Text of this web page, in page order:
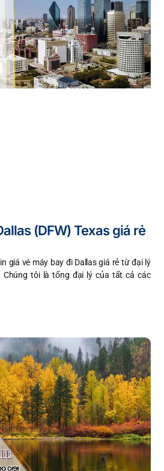
(DFW) Texas giá rẻ
giá vé máy bay đi Dallas giá rẻ từ đại lý
Chúng tôi là tổng đại lý của tất cả các